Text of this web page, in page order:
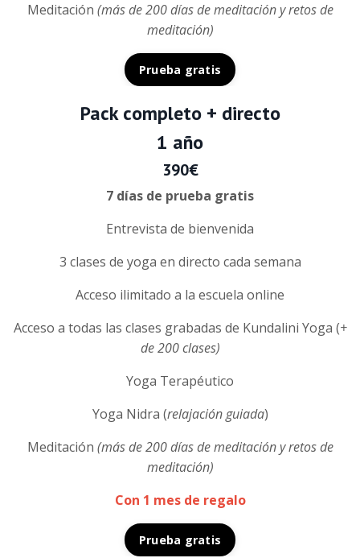
Meditación (más de 200 días de meditación y retos de
meditación)
Prueba gratis
Pack completo + directo
1 año
390€
7 días de prueba gratis
Entrevista de bienvenida
3 clases de yoga en directo cada semana
Acceso ilimitado a la escuela online
Acceso a todas las clases grabadas de Kundalini Yoga (+
de 200 clases)
Yoga Terapéutico
Yoga Nidra (relajación guiada)
Meditación (más de 200 días de meditación y retos de
meditación)
Con 1 mes de regalo
Prueba gratis